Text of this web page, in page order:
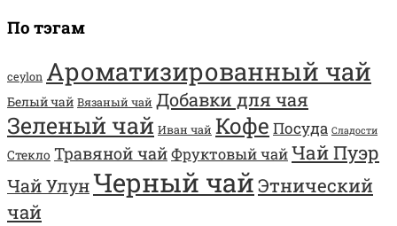
По тэгам
ceylon Ароматизированный чай
Белый чай Вязаный чай Добавки для чая
Зеленый чай Иван чай Кофе Посуда Сладости
Стекло Травяной чайФруктовый чайЧай Пуэр
Чай УлунЧерный чайЭтнический
чай